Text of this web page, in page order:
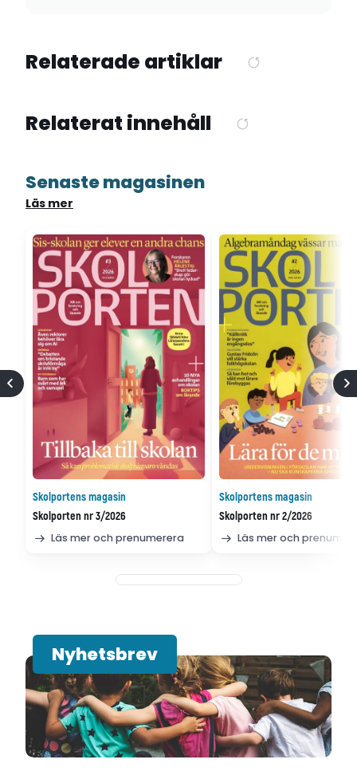
Relaterade artiklar
Relaterat innehåll
Senaste magasinen
Läs mer
Skolportens magasin
Skolporten nr 3/2026
Läs mer och prenumerera
Skolportens magasin
Skolporten nr 2/2026
Läs mer och
Nyhetsbrev